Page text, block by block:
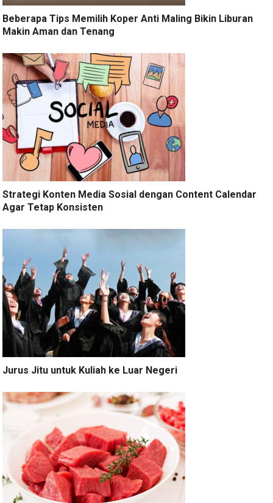
Beberapa Tips Memilih Koper Anti Maling Bikin Liburan
Makin Aman dan Tenang
Strategi Konten Media Sosial dengan Content Calendar
Agar Tetap Konsisten
Jurus Jitu untuk Kuliah ke Luar Negeri